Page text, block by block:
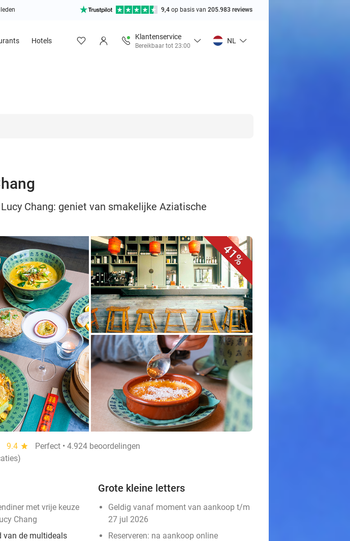
9,4 op basis van 205.983 reviews
Hotels
Klantenservice
Bereikbaar tot 23:00
NL
Chang: geniet van smakelijke Aziatische
41%
9.4 star
Perfect • 4.924 beoordelingen
met vrije keuze
Chang
van de multideals
Grote kleine letters
Geldig vanaf moment van aankoop t/m
27 jul 2026
Reserveren: na aankoop online